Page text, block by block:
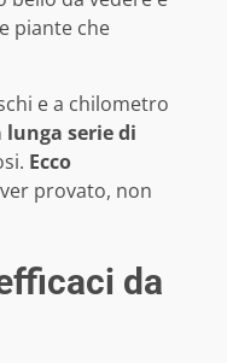
piante che
e a chilometro
serie di
Ecco
provato, non
da